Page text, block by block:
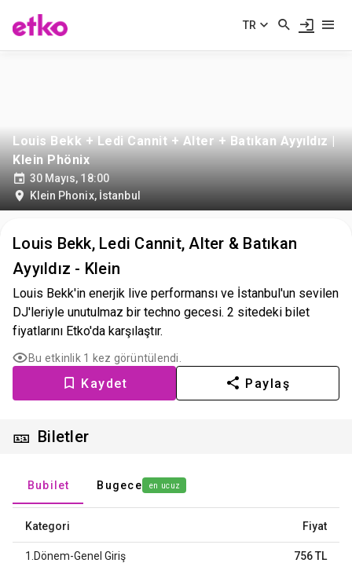
TR
Louis Bekk + Ledi Cannit + Alter + Batıkan Ayyıldız |
Klein Phönix
30 Mayıs, 18:00
Klein Phonix, İstanbul
Louis Bekk, Ledi Cannit, Alter & Batıkan
Ayyıldız - Klein
Louis Bekk'in enerjik live performansı ve İstanbul'un sevilen
DJ'leriyle unutulmaz bir techno gecesi. 2 sitedeki bilet
fiyatlarını Etko'da karşılaştır.
Bu etkinlik 1 kez görüntülendi.
Kaydet Paylaş
🎫 Biletler
Bubilet Bugece en ucuz
Kategori Fiyat
1.Dönem-Genel Giriş 756 TL